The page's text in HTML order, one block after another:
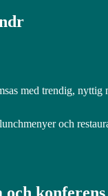
med trendig,
och